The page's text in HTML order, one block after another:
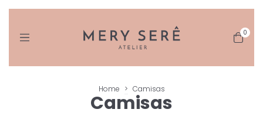
0
Home > Camisas
Camisas